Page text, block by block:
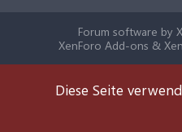
Forum software by
XenForo Add-ons &
Diese Seite